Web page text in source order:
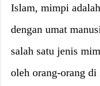
Islam, mimpi
dengan umat
salah satu jenis
oleh orang-orang di